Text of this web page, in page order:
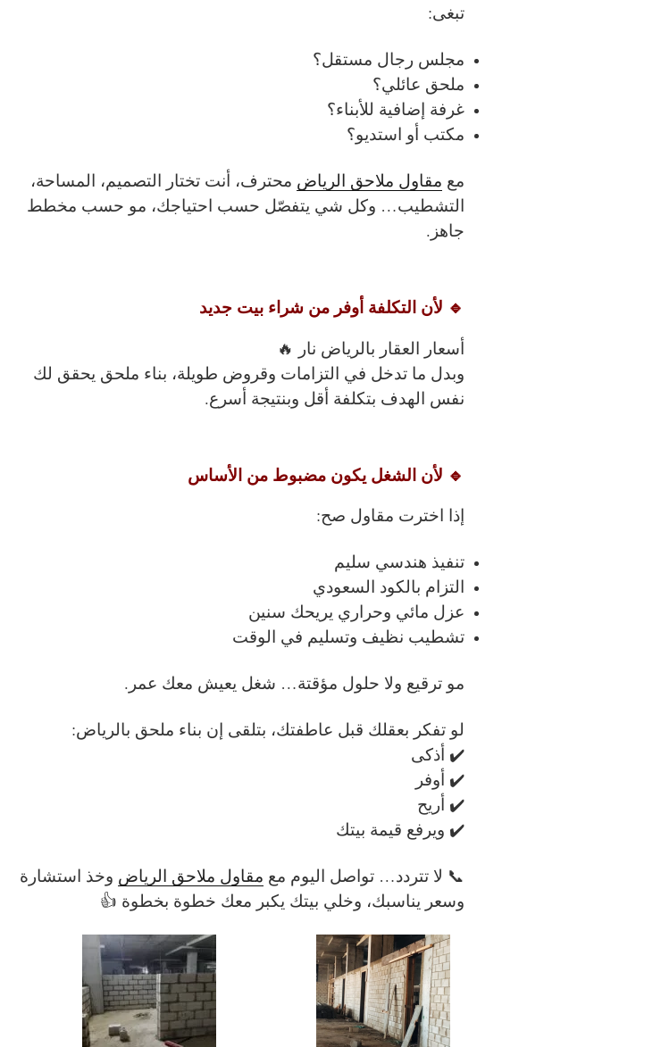
تبغى:
مجلس رجال مستقل؟
ملحق عائلي؟
غرفة إضافية للأبناء؟
مكتب أو استديو؟
مع مقاول ملاحق الرياض محترف، أنت تختار التصميم، المساحة،
التشطيب… وكل شي يتفصّل حسب احتياجك، مو حسب مخطط
جاهز.
🔹 لأن التكلفة أوفر من شراء بيت جديد
أسعار العقار بالرياض نار 🔥
وبدل ما تدخل في التزامات وقروض طويلة، بناء ملحق يحقق لك
نفس الهدف بتكلفة أقل وبنتيجة أسرع.
🔹 لأن الشغل يكون مضبوط من الأساس
إذا اخترت مقاول صح:
تنفيذ هندسي سليم
التزام بالكود السعودي
عزل مائي وحراري يريحك سنين
تشطيب نظيف وتسليم في الوقت
مو ترقيع ولا حلول مؤقتة… شغل يعيش معك عمر .
لو تفكر بعقلك قبل عاطفتك، بتلقى إن بناء ملحق بالرياض:
✔️ أذكى
✔️ أوفر
✔️ أريح
✔️ ويرفع قيمة بيتك
📞 لا تتردد… تواصل اليوم مع مقاول ملاحق الرياض وخذ استشارة
وسعر يناسبك، وخلي بيتك يكبر معك خطوة بخطوة 👍